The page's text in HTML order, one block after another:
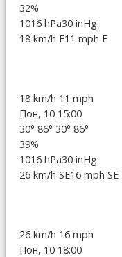
32%
1016 hPa30 inHg
18 km/h E11 mph E
18 km/h 11 mph
Пон, 10 15:00
30° 86° 30° 86°
39%
1016 hPa30 inHg
26 km/h SE16 mph SE
26 km/h 16 mph
Пон, 10 18:00